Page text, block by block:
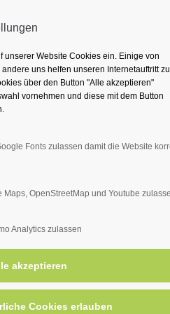
Für Ihre
Ortsführung
unserer Website Cookies ein. Einige von
uns helfen unseren Internetauftritt zu
über den Button "Alle akzeptieren"
vornehmen und diese mit dem Button
Fonts zulassen damit die Website
Maps, OpenStreetMap und Youtube
Analytics zulassen